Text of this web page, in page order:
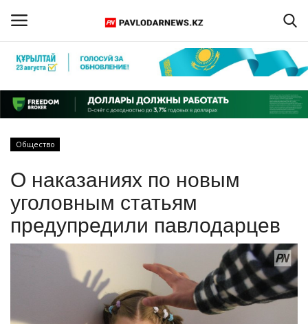
Регистрация
Главная
КАЗАХСТАН
Общество
О наказаниях по новым
уголовным статьям
предупредили павлодарцев